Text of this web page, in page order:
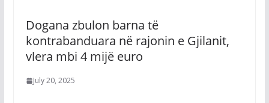
Dogana zbulon barna të
kontrabanduara në rajonin e Gjilanit,
vlera mbi 4 mijë euro
July 20, 2025